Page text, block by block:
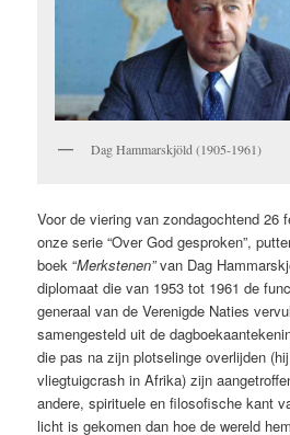
Dag Hammarskjöld (1905-1961)
Voor de viering van zondagochtend 26
onze serie “Over God gesproken”,
boek “Merkstenen”van Dag
diplomaat die van 1953 tot 1961 de
generaal van de Verenigde Naties
samengesteld uit de
die pas na zijn plotselinge overlijden
vliegtuigcrash in Afrika) zijn
andere, spirituele en filosofische kant
licht is gekomen dan hoe de wereld